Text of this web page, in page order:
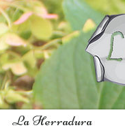
La Herradura